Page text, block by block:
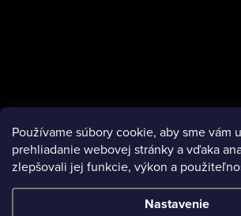
Používame súbory cookie, aby sme vám
prehliadanie webovej stránky a vďaka
zlepšovali jej funkcie, výkon a
Nastavenie